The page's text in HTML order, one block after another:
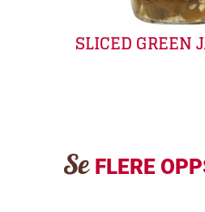
SLICED GREEN
Se FLERE